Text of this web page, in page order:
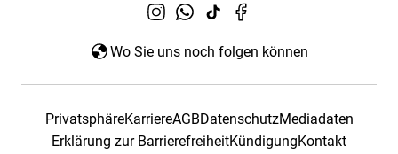
Wo Sie uns noch folgen können
PrivatsphäreKarriereAGBDatenschutzMediadaten
Erklärung zur BarrierefreiheitKündigungKontakt